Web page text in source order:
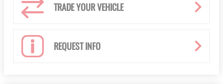
TRADE YOUR VEHICLE
REQUEST INFO